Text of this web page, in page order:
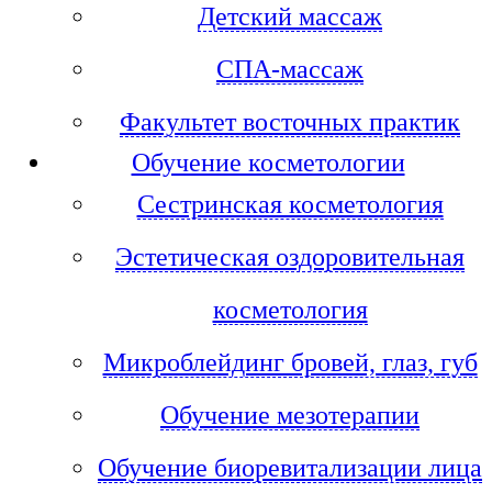
Детский массаж
СПА-массаж
Факультет восточных практик
Обучение косметологии
Сестринская косметология
Эстетическая оздоровительная
косметология
Микроблейдинг бровей, глаз, губ
Обучение мезотерапии
Обучение биоревитализации лица